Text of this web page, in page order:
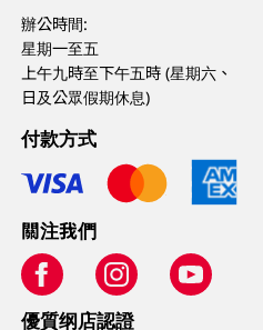
辦公時間:
星期一至五
上午九時至下午五時 (星期六、
日及公眾假期休息)
付款方式
關注我們
優質纲店認證